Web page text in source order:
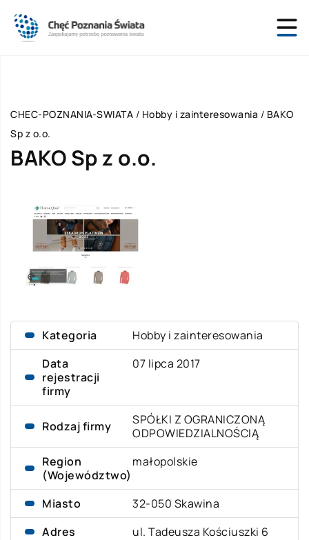
CHEC-POZNANIA-SWIATA / Hobby i zainteresowania / BAKO
Sp z o.o.
BAKO Sp z o.o.
Kategoria
Hobby i zainteresowania
Data
rejestracji
firmy
07 lipca 2017
Rodzaj firmy
SPÓŁKI Z OGRANICZONĄ
ODPOWIEDZIALNOŚCIĄ
Region
(Województwo)
małopolskie
Miasto
32-050 Skawina
Adres
ul. Tadeusza Kościuszki 6